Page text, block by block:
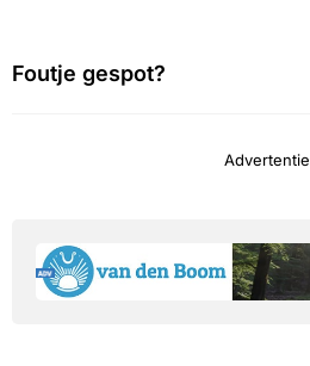
Foutje gespot?
Advertentie